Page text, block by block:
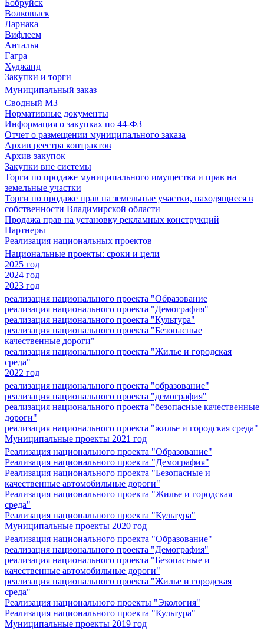
Бобруйск
Волковыск
Ларнака
Вифлеем
Анталья
Гагра
Худжанд
Закупки и торги
Муниципальный заказ
Сводный МЗ
Нормативные документы
Информация о закупках по 44-ФЗ
Отчет о размещении муниципального заказа
Архив реестра контрактов
Архив закупок
Закупки вне системы
Торги по продаже муниципального имущества и прав на
земельные участки
Торги по продаже прав на земельные участки, находящиеся в
собственности Владимирской области
Продажа прав на установку рекламных конструкций
Партнеры
Реализация национальных проектов
Национальные проекты: сроки и цели
2025 год
2024 год
2023 год
реализация национального проекта "Образование
реализация национального проекта "Демография"
реализация национального проекта "Культура"
реализация национального проекта "Безопасные
качественные дороги"
реализация национального проекта "Жилье и городская
среда"
2022 год
реализация национального проекта "образование"
реализация национального проекта "демография"
реализация национального проекта "безопасные качественные
дороги"
реализация национального проекта "жилье и городская среда"
Муниципальные проекты 2021 год
Реализация национального проекта "Образование"
Реализация национального проекта "Демография"
Реализация национального проекта "Безопасные и
качественные автомобильные дороги"
Реализация национального проекта "Жилье и городская
среда"
Реализация национального проекта "Культура"
Муниципальные проекты 2020 год
Реализация национального проекта "Образование"
реализация национального проекта "Демография"
реализация национального проекта "Безопасные и
качественные автомобильные дороги"
реализация национального проекта "Жилье и городская
среда"
Реализация национального проекты "Экология"
Реализация национального проекта "Культура"
Муниципальные проекты 2019 год